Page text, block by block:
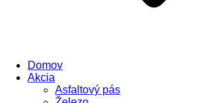
Domov
Akcia
Asfaltový pás